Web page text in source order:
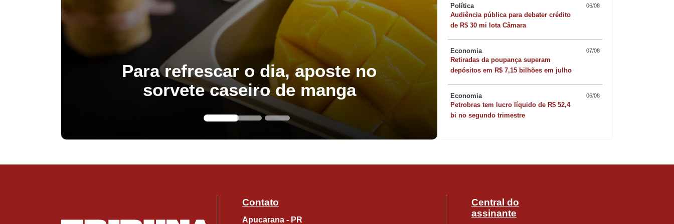
Para refrescar o dia, aposte no
sorvete caseiro de manga
Quer sofisticar o
risoto de camarão
Política 06/08
Audiência pública para debater crédito
de R$ 30 mi lota Câmara
Economia 07/08
Retiradas da poupança superam
depósitos em R$ 7,15 bilhões em julho
Economia 06/08
Petrobras tem lucro líquido de R$ 52,4
bi no segundo trimestre
Contato
Apucarana - PR
Central do
assinante